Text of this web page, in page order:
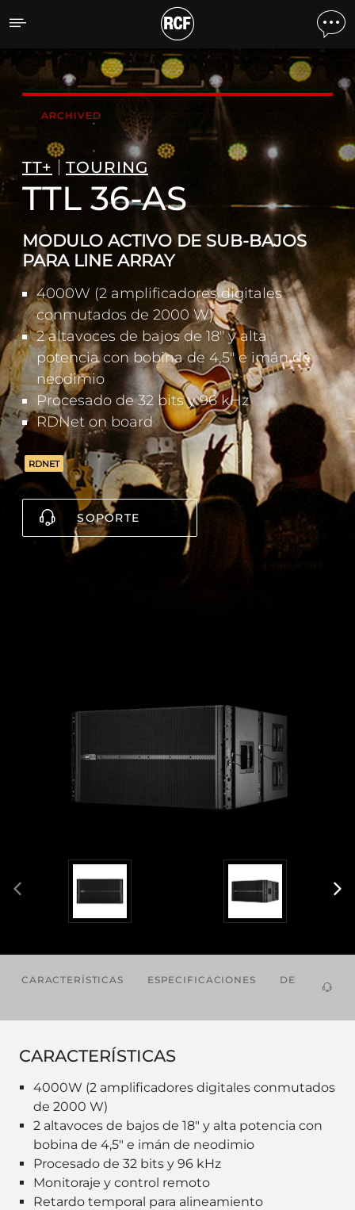
TTL 36-AS MODULO
ARCHIVED
TT+ TOURING
TTL 36-AS
MODULO ACTIVO DE SUB-BAJOS
PARA LINE ARRAY
4000W (2 amplificadores digitales
conmutados de 2000 W)
2 altavoces de bajos de 18" y alta
potencia con bobina de 4,5" e imán de
neodimio
Procesado de 32 bits y 96 kHz
RDNet on board
RDNET
SOPORTE
CARACTERÍSTICAS ESPECIFICACIONES DESCARGAS
CARACTERÍSTICAS
4000W (2 amplificadores digitales conmutados
de 2000 W)
2 altavoces de bajos de 18" y alta potencia con
bobina de 4,5" e imán de neodimio
Procesado de 32 bits y 96 kHz
Monitoraje y control remoto
Retardo temporal para alineamiento